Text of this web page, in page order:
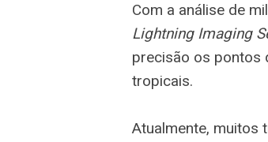
Com a análise de
Lightning Imaging
precisão os pontos
tropicais.
Atualmente, muitos